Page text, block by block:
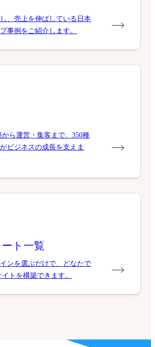
、売上を伸ばしている日本
事例をご紹介します。
から運営・集客まで、350種
ビジネスの成長を支えま
ト一覧
ンを選ぶだけで、どなたで
トを構築できます。